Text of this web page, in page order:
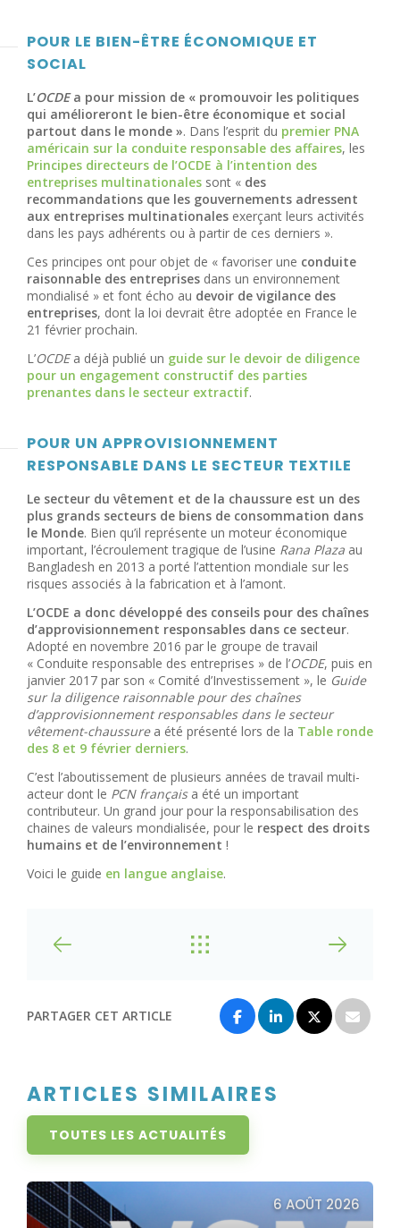
POUR LE BIEN-ÊTRE ÉCONOMIQUE ET
SOCIAL
L’OCDEa pour mission de « promouvoir les politiques
qui amélioreront le bien-être économique et social
partout dans le monde ». Dans l’esprit du premier PNA
américain sur la conduite responsable des affaires, les
Principes directeurs de l’OCDE à l’intention des
entreprises multinationales sont « des
recommandations que les gouvernements adressent
aux entreprises multinationales exerçant leurs activités
dans les pays adhérents ou à partir de ces derniers ».
Ces principes ont pour objet de « favoriser une conduite
raisonnable des entreprises dans un environnement
mondialisé » et font écho au devoir de vigilance des
entreprises, dont la loi devrait être adoptée en France le
21 février prochain.
L’OCDEa déjà publié un guide sur le devoir de diligence
pour un engagement constructif des parties
prenantes dans le secteur extractif.
POUR UN APPROVISIONNEMENT
RESPONSABLE DANS LE SECTEUR TEXTILE
Le secteur du vêtement et de la chaussure est un des
plus grands secteurs de biens de consommation dans
le Monde. Bien qu’il représente un moteur économique
important, l’écroulement tragique de l’usine Rana Plaza au
Bangladesh en 2013 a porté l’attention mondiale sur les
risques associés à la fabrication et à l’amont.
L’OCDE a donc développé des conseils pour des chaînes
d’approvisionnement responsables dans ce secteur.
Adopté en novembre 2016 par le groupe de travail
« Conduite responsable des entreprises » de l’OCDE, puis en
janvier 2017 par son « Comité d’Investissement », le Guide
sur la diligence raisonnable pour des chaînes
d’approvisionnement responsables dans le secteur
vêtement-chaussurea été présenté lors de la Table ronde
des 8 et 9 février derniers.
C’est l’aboutissement de plusieurs années de travail multi-
acteur dont le PCN françaisa été un important
contributeur. Un grand jour pour la responsabilisation des
chaines de valeurs mondialisée, pour le respect des droits
humains et de l’environnement !
Voici le guide en langue anglaise.
PARTAGER CET ARTICLE
ARTICLES SIMILAIRES
TOUTES LES ACTUALITÉS
6 AOÛT 2026